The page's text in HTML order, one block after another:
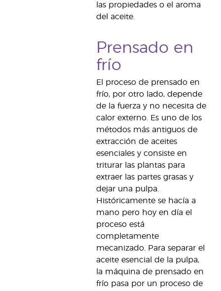
las propiedades o el aroma
del aceite.
Prensado en
frío
El proceso de prensado en
frío, por otro lado, depende
de la fuerza y no necesita de
calor externo. Es uno de los
métodos más antiguos de
extracción de aceites
esenciales y consiste en
triturar las plantas para
extraer las partes grasas y
dejar una pulpa.
Históricamente se hacía a
mano pero hoy en día el
proceso está
completamente
mecanizado. Para separar el
aceite esencial de la pulpa,
la máquina de prensado en
frío pasa por un proceso de